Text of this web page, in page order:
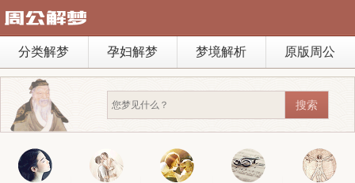
分类解梦 孕妇解梦 梦境解析 原版周公